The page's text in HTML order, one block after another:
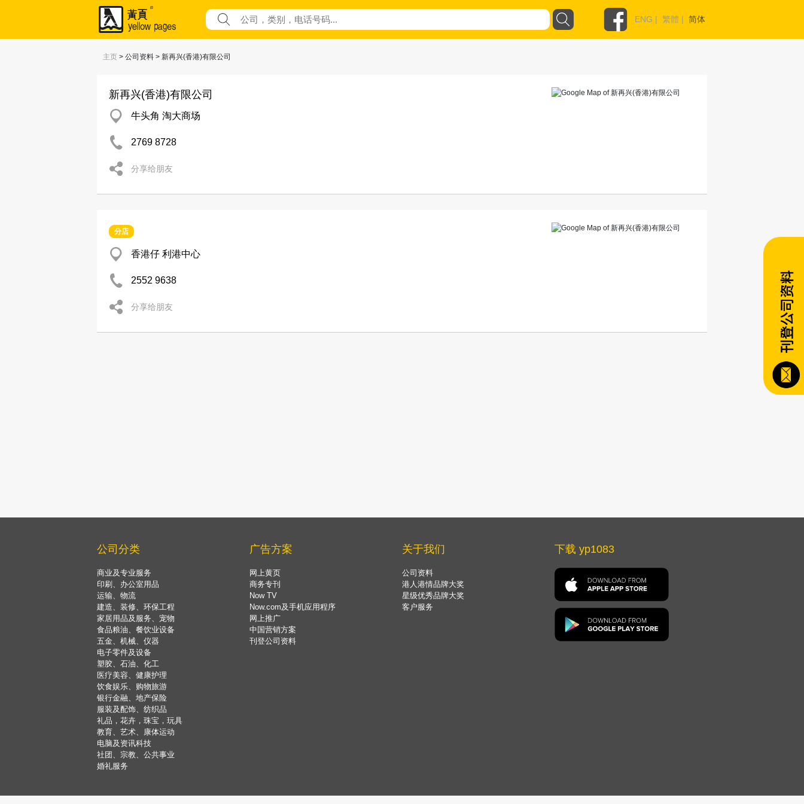
ENG | 繁體 | 简体
主页 > 公司资料 > 新再兴(香港)有限公司
新再兴(香港)有限公司
牛头角 淘大商场
2769 8728
分享给朋友
分店
香港仔 利港中心
2552 9638
分享给朋友
公司分类
商业及专业服务
印刷、办公室用品
运输、物流
建造、装修、环保工程
家居用品及服务、宠物
食品粮油、餐饮业设备
五金、机械、仪器
电子零件及设备
塑胶、石油、化工
医疗美容、健康护理
饮食娱乐、购物旅游
银行金融、地产保险
服装及配饰、纺织品
礼品，花卉，珠宝，玩具
教育、艺术、康体运动
电脑及资讯科技
社团、宗教、公共事业
婚礼服务
广告方案
网上黄页
商务专刊
Now TV
Now.com及手机应用程序
网上推广
中国营销方案
刊登公司资料
关于我们
公司资料
港人港情品牌大奖
星级优秀品牌大奖
客户服务
下载 yp1083